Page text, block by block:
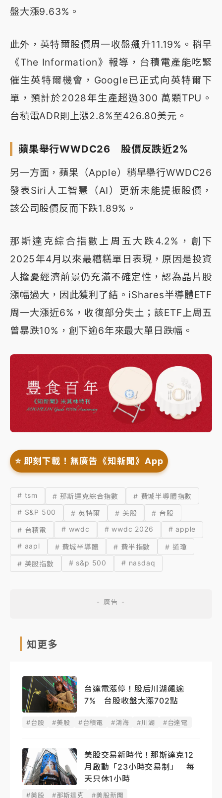
盤大漲9.63%。
此外，英特爾股價周一收盤飆升11.19%。稍早
《The Information》報導，台積電產能吃緊
催生英特爾機會，Google已正式向英特爾下
單，預計於2028年生產超過300 萬顆TPU。
台積電ADR則上漲2.8%至426.80美元。
蘋果舉行WWDC26 股價反跌近2%
另一方面，蘋果（Apple）稍早舉行WWDC26
發表Siri人工智慧（AI）更新未能提振股價，
該公司股價反而下跌1.89%。
那斯達克綜合指數上周五大跌4.2%，創下
2025年4月以來最糟糕單日表現，原因是投資
人擔憂經濟前景仍充滿不確定性，認為晶片股
漲幅過大，因此獲利了結。iShares半導體ETF
周一大漲近6%，收復部分失土；該ETF上周五
曾暴跌10%，創下逾6年來最大單日跌幅。
⭐️ 即刻下載！無廣告《知新聞》App
# tsm # 那斯達克綜合指數
# 費城半導體指數
# S&P 500
# 英特爾 # 美股
# 台股
# 台積電
# wwdc # wwdc 2026
# apple
# aapl
# 費城半導體 # 費半指數
# 道瓊
# 美股指數
# s&p 500 # nasdaq
知更多
台達電漲停！股后川湖飆逾
7% 台股收盤大漲702點
#台股 #美股 #台積電 #鴻海 #川湖 #台達電
美股交易新時代！那斯達克12
月啟動「23小時交易制」 每
天只休1小時
#美股 #那斯達克 #美股新聞